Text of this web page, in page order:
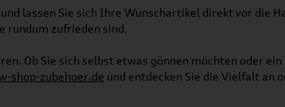
lassen Sie sich Ihre Wunschartikel direkt vor die
rundum zufrieden sind.
Ob Sie sich selbst etwas gönnen möchten oder ein
shop-zubehoer.de und entdecken Sie die Vielfalt an